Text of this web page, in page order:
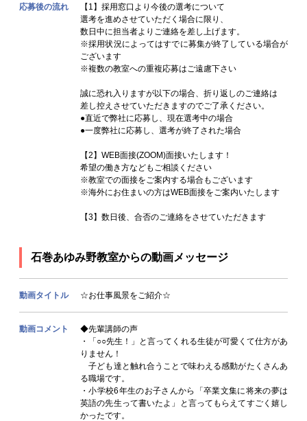
応募後の流れ
【1】採用窓口より今後の選考について
選考を進めさせていただく場合に限り、
数日中に担当者よりご連絡を差し上げます。
※採用状況によってはすでに募集が終了している場合が
ございます
※複数の教室への重複応募はご遠慮下さい
誠に恐れ入りますが以下の場合、折り返しのご連絡は
差し控えさせていただきますのでご了承ください。
●直近で弊社に応募し、現在選考中の場合
●一度弊社に応募し、選考が終了された場合
【2】WEB面接(ZOOM)面接いたします！
希望の働き方などもご相談ください
※教室での面接をご案内する場合もございます
※海外にお住まいの方はWEB面接をご案内いたします
【3】数日後、合否のご連絡をさせていただきます
石巻あゆみ野教室からの動画メッセージ
動画タイトル ☆お仕事風景をご紹介☆
動画コメント
◆先輩講師の声
・「○○先生！」と言ってくれる生徒が可愛くて仕方があ
りません！
子ども達と触れ合うことで味わえる感動がたくさんあ
る職場です。
・小学校6年生のお子さんから「卒業文集に将来の夢は
英語の先生って書いたよ」と言ってもらえてすごく嬉し
かったです。